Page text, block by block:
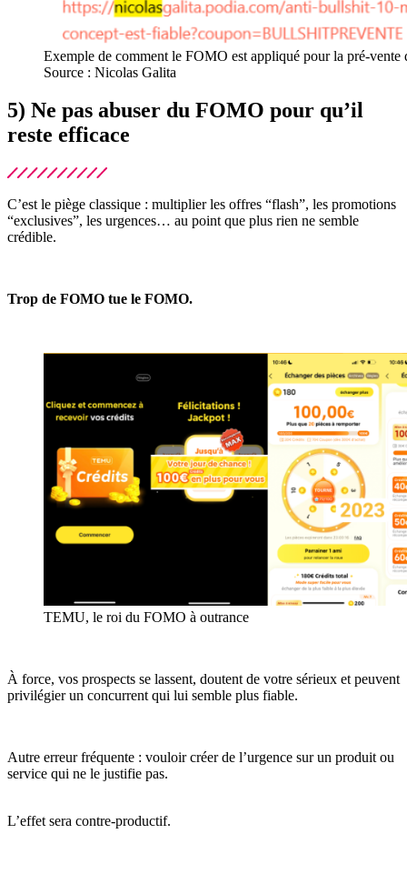
Exemple de comment le FOMO est appliqué pour la pré-
Source : Nicolas Galita
5) Ne pas abuser du FOMO pour qu’il
reste efficace
C’est le piège classique : multiplier les offres “flash”, les promotions
“exclusives”, les urgences… au point que plus rien ne semble
crédible.
Trop de FOMO tue le FOMO.
TEMU, le roi du FOMO à outrance
À force, vos prospects se lassent, doutent de votre sérieux et peuvent
privilégier un concurrent qui lui semble plus fiable.
Autre erreur fréquente : vouloir créer de l’urgence sur un produit ou
service qui ne le justifie pas.
L’effet sera contre-productif.